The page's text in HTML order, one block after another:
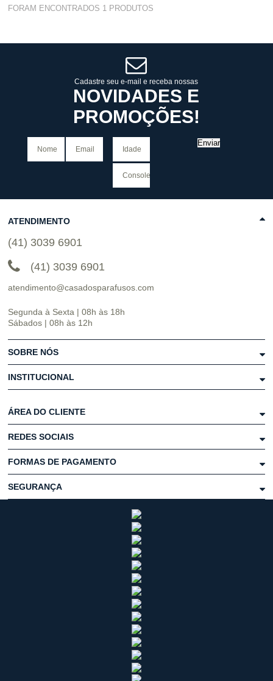
Varejo: R$ 4.050,70
10 x de R$ 255,09
FORAM ENCONTRADOS 1 PRODUTOS
Cadastre seu e-mail e receba nossas
NOVIDADES E
PROMOÇÕES!
Enviar
ATENDIMENTO
(41) 3039 6901
(41) 3039 6901
atendimento@casadosparafusos.com
Segunda à Sexta | 08h às 18h
Sábados | 08h às 12h
SOBRE NÓS
INSTITUCIONAL
ÁREA DO CLIENTE
REDES SOCIAIS
FORMAS DE PAGAMENTO
SEGURANÇA